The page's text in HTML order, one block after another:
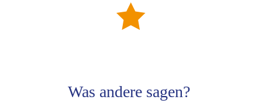

Was andere sagen?